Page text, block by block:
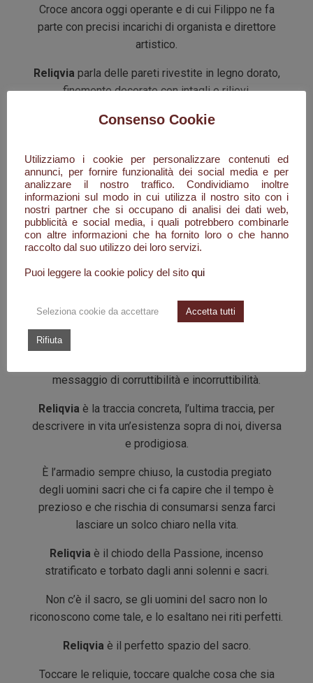
Croce ancora oggi operante e di cui Filippo ne fa
parte con precisi incarichi di organista e direttore
artistico.
Reliqvia parla delle pareti rivestite in legno dorato,
finemente decorate con intagli e rilievi.
Parla dei passi incensati verso il grande altare
custodita la statua del Cristo morto, opera lignea
del XVII secolo e visibile soltanto una volta l’anno.
Ma vuol incorniciare sinesteticamente anche la pala
diFederico Barocci, il Trasporto di Cristo al
sepolcro.
eseguita nel 1582, e per la quale disegnò anche la
Reliqvia
rievocare la memoria, per ricordare il tempo che
messaggio di corruttibilità e incorruttibilità.
Reliqvia è la traccia concreta, l’ultima traccia, per
descrivere in vita un’esistenza sopra di noi, diversa
e prodigiosa.
È l’armadio sempre chiuso, la custodia pregiato
degli uomini sacri che ci fa capire che il tempo è
prezioso e che rischia di consumarsi senza farci
lasciare un solco chiaro nella vita.
Reliqvia è il chiodo della Passione, incenso
stratificato e torbato dagli anni solenni e sacri.
Non c’è il sacro, se gli uomini del sacro non lo
riconoscono come tale, e lo esaltano nei riti perfetti.
Reliqvia è il perfetto spazio del sacro.
Toccare le reliquie, toccare qualche cosa che sia
Consenso Cookie
Utilizziamo i cookie per personalizzare contenuti ed
annunci, per fornire funzionalità dei social media e per
analizzare il nostro traffico. Condividiamo inoltre
informazioni sul modo in cui utilizza il nostro sito con i
nostri partner che si occupano di analisi dei dati web,
pubblicità e social media, i quali potrebbero combinarle
con altre informazioni che ha fornito loro o che hanno
raccolto dal suo utilizzo dei loro servizi.
Puoi leggere la cookie policy del sito qui
Seleziona cookie da accettare Accetta tutti
Rifiuta